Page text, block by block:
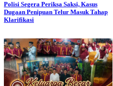
Polisi Segera Periksa Saksi, Kasus
Dugaan Penipuan Telur Masuk Tahap
Klarifikasi